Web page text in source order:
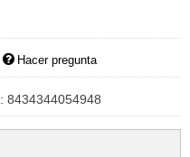
Hacer pregunta
: 8434344054948